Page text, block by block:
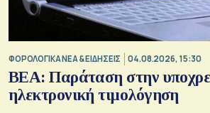
ΦΟΡΟΛΟΓΙΚΑ ΝΕΑ & EΙΔΗΣΕΙΣ 04.08.2026, 15:30
BEA: Παράταση στην
ηλεκτρονική τιμολόγηση